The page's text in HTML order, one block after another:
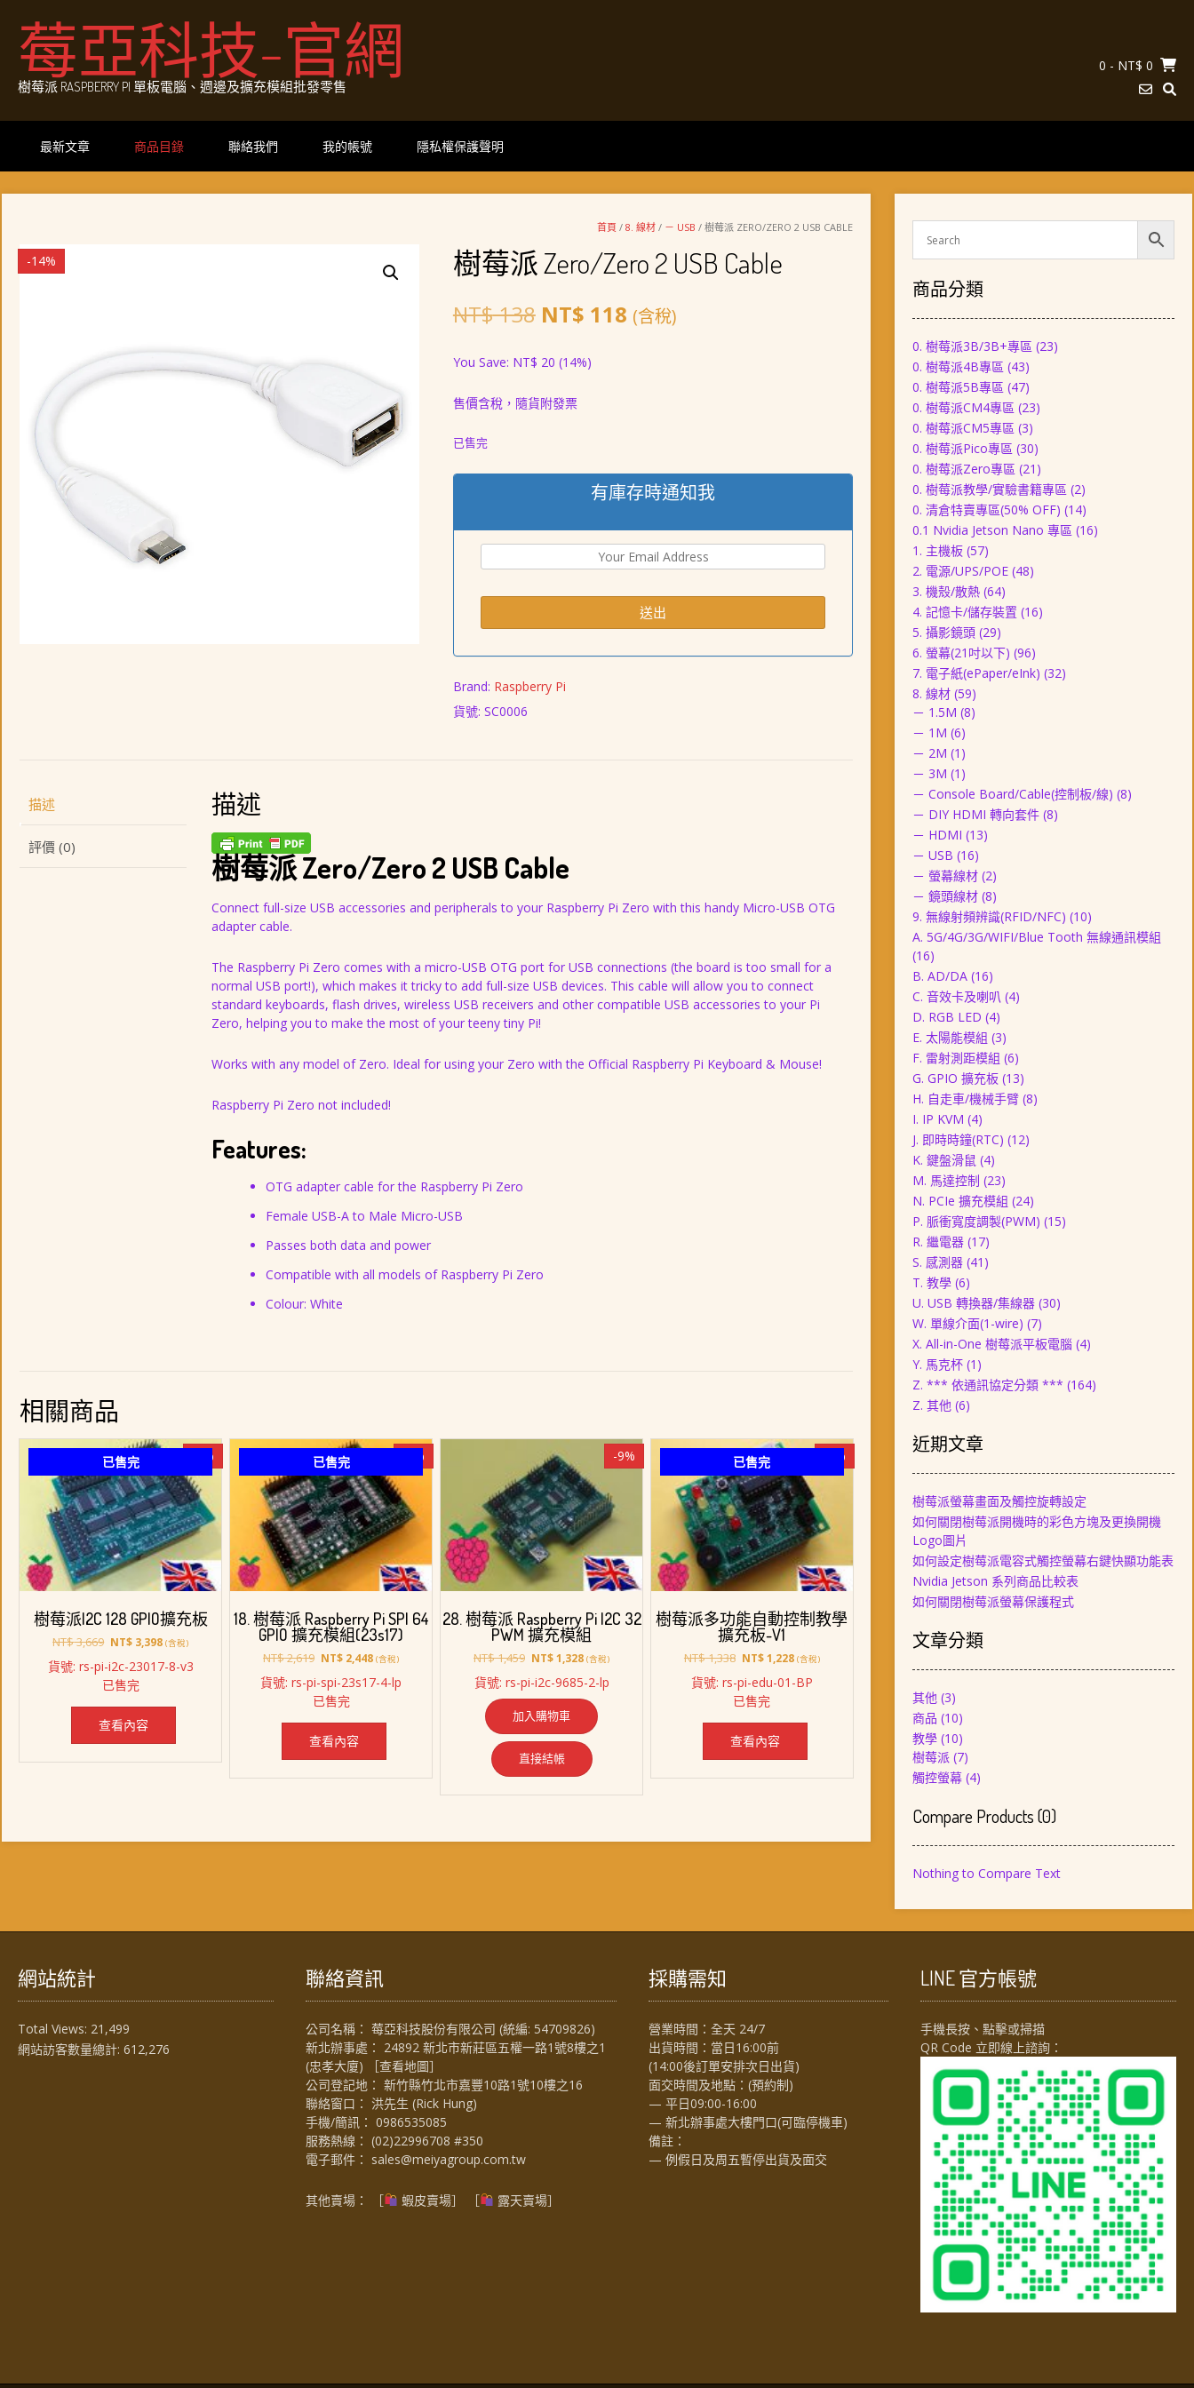
content莓亞科技-官網
樹莓派 RASPBERRY PI 單板電腦、週邊及擴充模組批發零售
0 - NT$ 0
最新文章 商品目錄 聯絡我們 我的帳號 隱私權保護聲明
首頁 /8. 線材 / － USB / 樹莓派 ZERO/ZERO 2 USB CABLE
-14% 樹莓派 Zero/Zero 2 USB Cable
NT$138 原
價
格：
NT$ 118目
(含稅)
You Save: NT$ 20 (14%)
售價含稅，隨貨附發票
已售完
有庫存時通知我
Brand: Raspberry Pi
貨號: SC0006
描述
評價 (0)
描述
樹莓派 Zero/Zero 2 USB Cable
Connect full-size USB accessories and peripherals to your Raspberry Pi Zero with this handy Micro-USB OTG
adapter cable.
The Raspberry Pi Zero comes with a micro-USB OTG port for USB connections (the board is too small for a
normal USB port!), which makes it tricky to add full-size USB devices. This cable will allow you to connect
standard keyboards, flash drives, wireless USB receivers and other compatible USB accessories to your Pi
Zero, helping you to make the most of your teeny tiny Pi!
Works with any model of Zero. Ideal for using your Zero with the Official Raspberry Pi Keyboard & Mouse!
Raspberry Pi Zero not included!
Features:
OTG adapter cable for the Raspberry Pi Zero
Female USB-A to Male Micro-USB
Passes both data and power
Compatible with all models of Raspberry Pi Zero
Colour: White
相關商品
已售完 -7%
樹莓派I2C 128 GPIO擴充板
NT$3,669 原
價
格：
NT$ 3,669。
NT$ 3,398目
價
NT$ 3,398。
(含稅)
貨號: rs-pi-i2c-23017-8-v3
已售完
查看內容
已售完 -7%
18. 樹莓派 Raspberry Pi SPI 64
GPIO 擴充模組(23s17)
NT$2,619 原
價
格：
NT$ 2,619。
NT$ 2,448目
價
NT$ 2,448。
(含稅)
貨號: rs-pi-spi-23s17-4-lp
已售完
查看內容
-9%
28. 樹莓派 Raspberry Pi I2C 32
PWM 擴充模組
NT$1,459 原
價
NT$ 1,459。
NT$1,328目
價
格：
NT$ 1,328。
(含稅)
貨號: rs-pi-i2c-9685-2-lp
加入購物車
直接結帳
已售完 -8%
樹莓派多功能自動控制教學
擴充板-V1
NT$1,338 原
價
格：
NT$ 1,338。
NT$1,228目
價
NT$ 1,228。
(含稅)
貨號: rs-pi-edu-01-BP
已售完
查看內容
商品分類
0. 樹莓派3B/3B+專區 (23)
0. 樹莓派4B專區 (43)
0. 樹莓派5B專區 (47)
0. 樹莓派CM4專區 (23)
0. 樹莓派CM5專區 (3)
0. 樹莓派Pico專區 (30)
0. 樹莓派Zero專區 (21)
0. 樹莓派教學/實驗書籍專區 (2)
0. 清倉特賣專區(50% OFF) (14)
0.1 Nvidia Jetson Nano 專區 (16)
1. 主機板 (57)
2. 電源/UPS/POE (48)
3. 機殼/散熱 (64)
4. 記憶卡/儲存裝置 (16)
5. 攝影鏡頭 (29)
6. 螢幕(21吋以下) (96)
7. 電子紙(ePaper/eInk) (32)
8. 線材 (59)
－ 1.5M (8)
－ 1M (6)
－ 2M (1)
－ 3M (1)
－ Console Board/Cable(控制板/線) (8)
－ DIY HDMI 轉向套件 (8)
－ HDMI (13)
－ USB (16)
－ 螢幕線材 (2)
－ 鏡頭線材 (8)
9. 無線射頻辨識(RFID/NFC) (10)
A. 5G/4G/3G/WIFI/Blue Tooth 無線通訊模組
(16)
B. AD/DA (16)
C. 音效卡及喇叭 (4)
D. RGB LED (4)
E. 太陽能模組 (3)
F. 雷射測距模組 (6)
G. GPIO 擴充板 (13)
H. 自走車/機械手臂 (8)
I. IP KVM (4)
J. 即時時鐘(RTC) (12)
K. 鍵盤滑鼠 (4)
M. 馬達控制 (23)
N. PCIe 擴充模組 (24)
P. 脈衝寬度調製(PWM) (15)
R. 繼電器 (17)
S. 感測器 (41)
T. 教學 (6)
U. USB 轉換器/集線器 (30)
W. 單線介面(1-wire) (7)
X. All-in-One 樹莓派平板電腦 (4)
Y. 馬克杯 (1)
Z. *** 依通訊協定分類 *** (164)
Z. 其他 (6)
近期文章
樹莓派螢幕畫面及觸控旋轉設定
如何關閉樹莓派開機時的彩色方塊及更換開機
Logo圖片
如何設定樹莓派電容式觸控螢幕右鍵快顯功能表
Nvidia Jetson 系列商品比較表
如何關閉樹莓派螢幕保護程式
文章分類
其他(3)
商品 (10)
教學(10)
樹莓派(7)
觸控螢幕(4)
Compare Products(0)
Nothing to Compare Text
網站統計
Total Views: 21,499
網站訪客數量總計: 612,276
聯絡資訊
公司名稱： 莓亞科技股份有限公司 (統編: 54709826)
新北辦事處： 24892 新北市新莊區五權一路1號8樓之1
(忠孝大廈) ［查看地圖］
公司登記地： 新竹縣竹北市嘉豐10路1號10樓之16
聯絡窗口： 洪先生 (Rick Hung)
手機/簡訊： 0986535085
服務熱線： (02)22996708 #350
電子郵件： sales@meiyagroup.com.tw
其他賣場： ［ 蝦皮賣場］ ［ 露天賣場］
採購需知
營業時間：全天 24/7
出貨時間：當日16:00前
(14:00後訂單安排次日出貨)
面交時間及地點：(預約制)
— 平日09:00-16:00
— 新北辦事處大樓門口(可臨停機車)
備註：
— 例假日及周五暫停出貨及面交
LINE 官方帳號
手機長按、點擊或掃描
QR Code 立即線上諮詢：